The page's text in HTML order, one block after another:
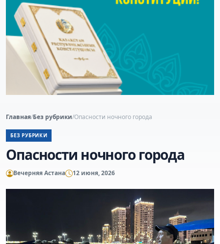
Главная/Без рубрики/Опасности ночного города
БЕЗ РУБРИКИ
Опасности ночного города
Вечерняя Астана 12 июня, 2026